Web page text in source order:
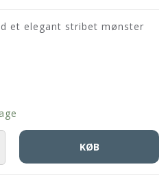
et elegant stribet mønster
KØB